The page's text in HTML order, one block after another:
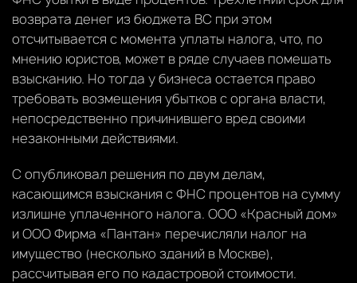
возврата денег из бюджета ВС при этом
отсчитывается с момента уплаты налога, что, по
мнению юристов, может в ряде случаев помешать
взысканию. Но тогда у бизнеса остается право
требовать возмещения убытков с органа власти,
непосредственно причинившего вред своими
незаконными действиями.
С опубликовал решения по двум делам,
касающимся взыскания с ФНС процентов на сумму
излишне уплаченного налога. ООО «Красный дом»
и ООО Фирма «Пантан» перечисляли налог на
имущество (несколько зданий в Москве),
рассчитывая его по кадастровой стоимости.